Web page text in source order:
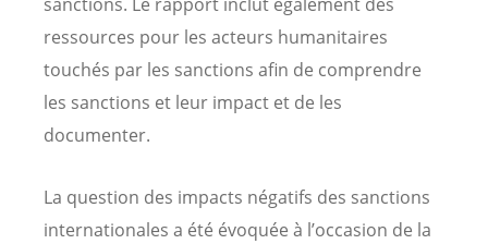
ressources pour les acteurs humanitaires
touchés par les sanctions afin de comprendre
les sanctions et leur impact et de les
documenter.
La question des impacts négatifs des sanctions
internationales a été évoquée à l’occasion de la